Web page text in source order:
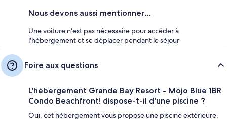
Nous devons aussi mentionner…
Une voiture n'est pas nécessaire pour accéder à
l'hébergement et se déplacer pendant le séjour
Foire aux questions
L'hébergement Grande Bay Resort - Mojo Blue 1BR
Condo Beachfront! dispose-t-il d'une piscine ?
Oui, cet hébergement vous propose une piscine extérieure.